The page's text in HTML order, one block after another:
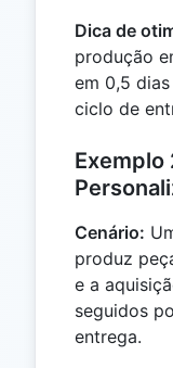
Dica de
produção
em 0,5
ciclo de
Exemplo
Cenário:
produz
e a
seguidos
entrega.